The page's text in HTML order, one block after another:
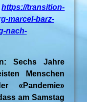
https://transition-
marcel-barz-
nach-
Sechs Jahre
Menschen
«Pandemie»
am Samstag